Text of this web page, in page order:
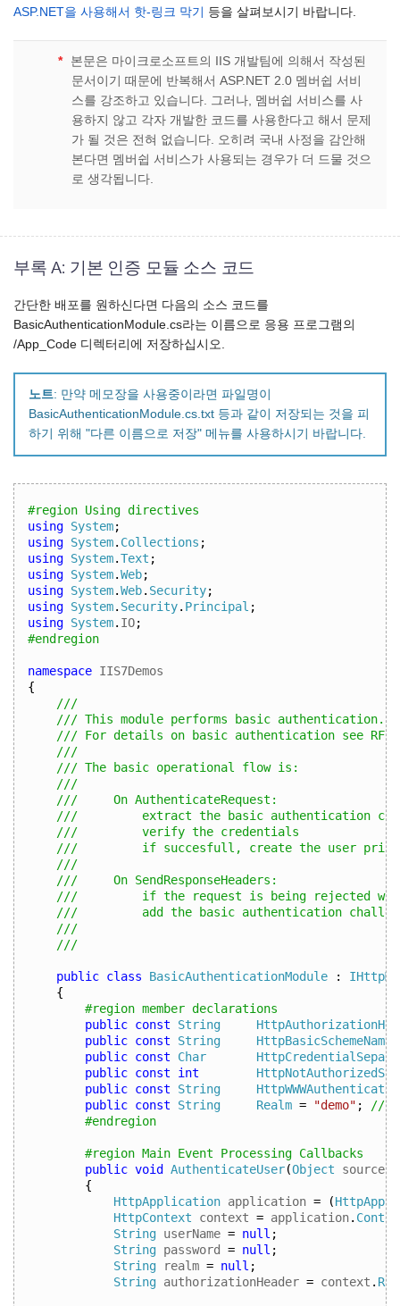
ASP.NET을 사용해서 핫-링크 막기
등을 살펴보시기 바랍니다.
*
본문은 마이크로소프트의 IIS 개발팀에 의해서 작성된
문서이기 때문에 반복해서 ASP.NET 2.0 멤버쉽 서비
스를 강조하고 있습니다. 그러나, 멤버쉽 서비스를 사
용하지 않고 각자 개발한 코드를 사용한다고 해서 문제
가 될 것은 전혀 없습니다. 오히려 국내 사정을 감안해
본다면 멤버쉽 서비스가 사용되는 경우가 더 드물 것으
로 생각됩니다.
부록 A: 기본 인증 모듈 소스 코드
간단한 배포를 원하신다면 다음의 소스 코드를
BasicAuthenticationModule.cs라는 이름으로 응용 프로그램의
/App_Code 디렉터리에 저장하십시오.
노트: 만약 메모장을 사용중이라면 파일명이
BasicAuthenticationModule.cs.txt 등과 같이 저장되는 것을 피
하기 위해 "다른 이름으로 저장" 메뉴를 사용하시기 바랍니다.
#region Using directives
using System;
using System. Collections ;
using System.Text ;
using System.Web;
using System.Web. Security;
using System. Security. Principal ;
using System. IO;
#endregion
namespace IIS7Demos
{
///
/// This module performs basic authentication.
/// For details on basic authentication see RFC
///
/// The basic operational flow is:
///
///     On AuthenticateRequest:
///         extract the basic authentication
///         verify the credentials
///         if succesfull, create the user
///
///     On SendResponseHeaders:
///         if the request is being rejected with
///         add the basic authentication
///
///
public class BasicAuthenticationModule :
{
#region member declarations
public const String
public const String HttpBasicSchemeName
public const Char
public const int
public const String
public const String Realm = "demo" ;
//
#endregion
#region Main Event Processing Callbacks
public void AuthenticateUser(Object source,
{
HttpApplication application = (
HttpContext context = application.
String userName = null ;
String password = null ;
String realm = null ;
String authorizationHeader = context .